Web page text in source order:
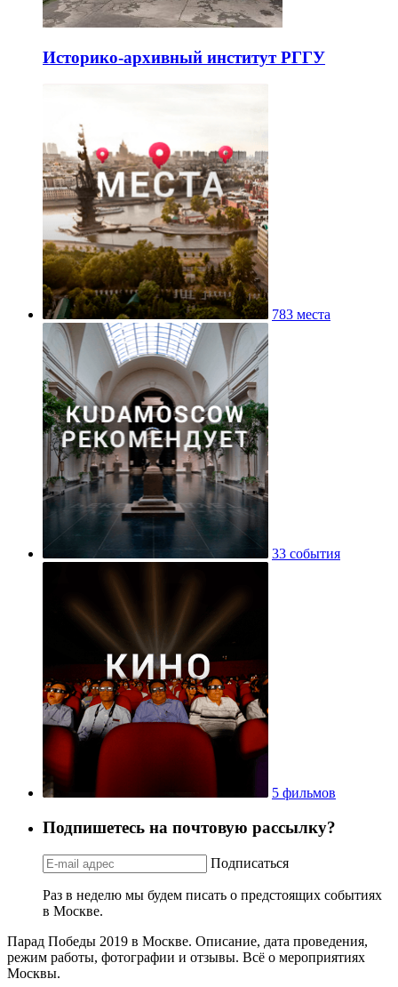
Историко-архивный институт РГГУ
783 места
33 события
5 фильмов
Подпишетесь на почтовую рассылку?
Подписаться
Раз в неделю мы будем писать о предстоящих событиях
в Москве.
Парад Победы 2019 в Москве. Описание, дата проведения,
режим работы, фотографии и отзывы. Всё о мероприятиях
Москвы.